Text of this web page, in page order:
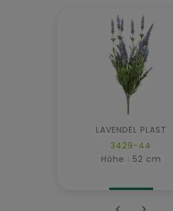
LAVENDEL PLAST
3429-44
Höhe : 52 cm